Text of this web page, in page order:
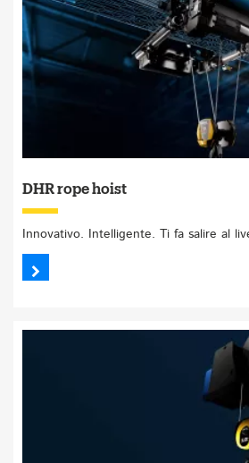
DHR rope hoist
Innovativo. Intelligente. Ti fa salire al